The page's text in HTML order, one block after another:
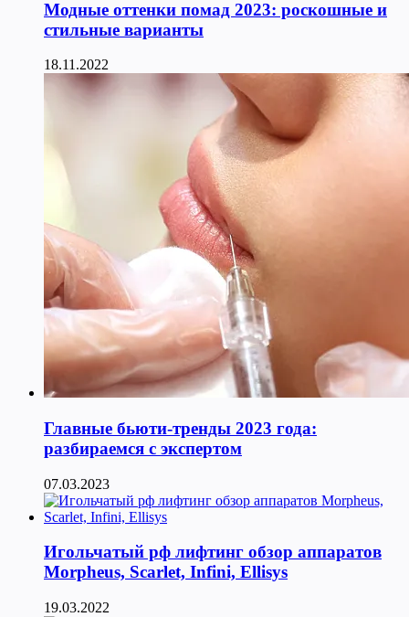
Модные оттенки помад 2023: роскошные и
стильные варианты
18.11.2022
Главные бьюти-тренды 2023 года:
разбираемся с экспертом
07.03.2023
Игольчатый рф лифтинг обзор аппаратов
Morpheus, Scarlet, Infini, Ellisys
19.03.2022